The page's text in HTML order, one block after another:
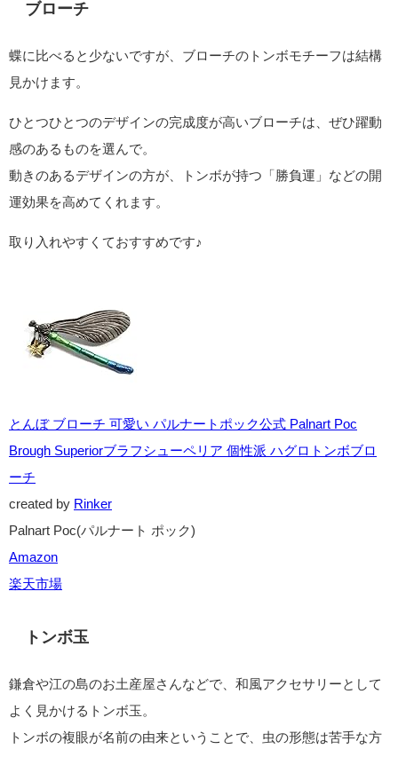
ブローチ
蝶に比べると少ないですが、ブローチのトンボモチーフは結構
見かけます。
ひとつひとつのデザインの完成度が高いブローチは、ぜひ躍動
感のあるものを選んで。
動きのあるデザインの方が、トンボが持つ「勝負運」などの開
運効果を高めてくれます。
取り入れやすくておすすめです♪
とんぼ ブローチ 可愛い パルナートポック公式 Palnart Poc
Brough Superiorブラフシューペリア 個性派 ハグロトンボブロ
ーチ
created by Rinker
Palnart Poc(パルナート ポック)
Amazon
楽天市場
トンボ玉
鎌倉や江の島のお土産屋さんなどで、和風アクセサリーとして
よく見かけるトンボ玉。
トンボの複眼が名前の由来ということで、虫の形態は苦手な方